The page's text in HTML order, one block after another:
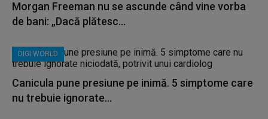
Morgan Freeman nu se ascunde când vine vorba
de bani: „Dacă plătesc...
DIGI WORLD
Canicula pune presiune pe inimă. 5 simptome care
nu trebuie ignorate...